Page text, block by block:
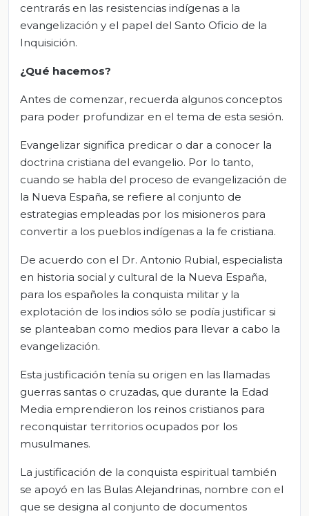
centrarás en las resistencias indígenas a la
evangelización y el papel del Santo Oficio de la
Inquisición.
¿Qué hacemos?
Antes de comenzar, recuerda algunos conceptos
para poder profundizar en el tema de esta sesión.
Evangelizar significa predicar o dar a conocer la
doctrina cristiana del evangelio. Por lo tanto,
cuando se habla del proceso de evangelización de
la Nueva España, se refiere al conjunto de
estrategias empleadas por los misioneros para
convertir a los pueblos indígenas a la fe cristiana.
De acuerdo con el Dr. Antonio Rubial, especialista
en historia social y cultural de la Nueva España,
para los españoles la conquista militar y la
explotación de los indios sólo se podía justificar si
se planteaban como medios para llevar a cabo la
evangelización.
Esta justificación tenía su origen en las llamadas
guerras santas o cruzadas, que durante la Edad
Media emprendieron los reinos cristianos para
reconquistar territorios ocupados por los
musulmanes.
La justificación de la conquista espiritual también
se apoyó en las Bulas Alejandrinas, nombre con el
que se designa al conjunto de documentos